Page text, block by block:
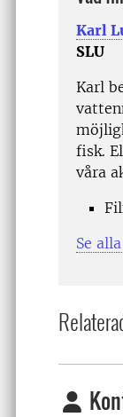
Karl
SLU
Karl
fisk.
våra
Se